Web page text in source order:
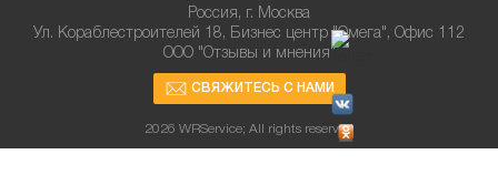
Россия, г. Москва
Ул. Кораблестроителей 18, Бизнес центр "Омега", Офис 112
ООО "Отзывы и мнения"
СВЯЖИТЕСЬ С НАМИ
2026 WRService; All rights reserved